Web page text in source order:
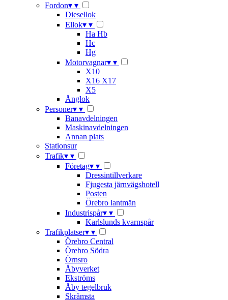
Fordon▾ ▾
Diesellok
Ellok▾ ▾
Ha Hb
Hc
Hg
Motorvagnar▾ ▾
X10
X16 X17
X5
Ånglok
Personer▾ ▾
Banavdelningen
Maskinavdelningen
Annan plats
Stationsur
Trafik▾ ▾
Företag▾ ▾
Dressintillverkare
Fjugesta järnvägshotell
Posten
Örebro lantmän
Industrispår▾ ▾
Karlslunds kvarnspår
Trafikplatser▾ ▾
Örebro Central
Örebro Södra
Örnsro
Åbyverket
Ekströms
Åby tegelbruk
Skråmsta